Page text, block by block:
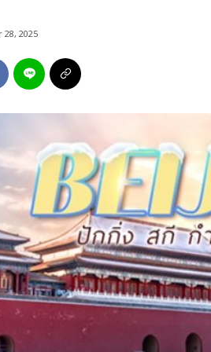
2025